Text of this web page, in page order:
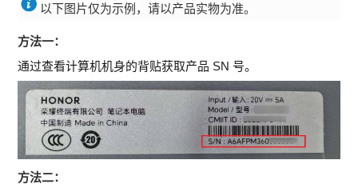
以下图片仅为示例，请以产品实物为准。
方法一：
通过查看计算机机身的背贴获取产品 SN 号。
方法二：